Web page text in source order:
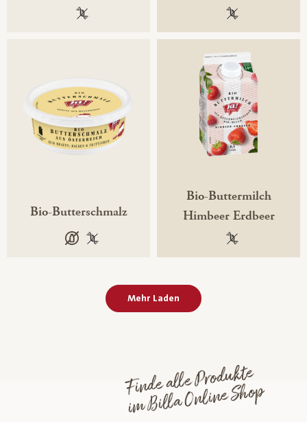
100 % gentechnikfrei 100 %
Bio-Butterschmalz
laktosefrei100 % gentechnikfrei
Bio-Buttermilch
Himbeer Erdbeer
100 %
Mehr Laden
Finde alle Produkte
im Billa Online Shop